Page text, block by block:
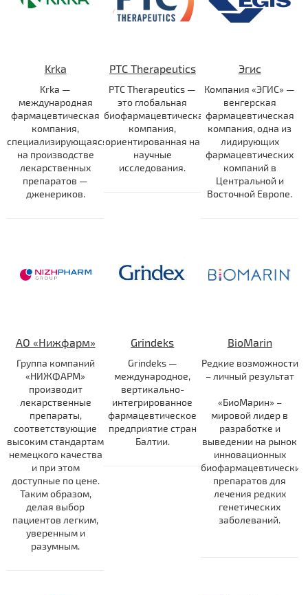
Krka
Krka —
международная
фармацевтическая
компания,
специализирующаяся
на производстве
лекарственных
препаратов —
дженериков.
PTC Therapeutics
PTC Therapeutics —
это глобальная
биофармацевтическая
компания,
ориентированная на
научные
исследования.
Эгис
Компания «ЭГИС» —
венгерская
фармацевтическая
компания, одна из
лидирующих
фармацевтических
компаний в
Центральной и
Восточной Европе.
АО «Нижфарм»
Группа компаний
«НИЖФАРМ»
производит
лекарственные
препараты,
соответствующие
высоким стандартам
немецкого качества
и при этом
доступные по цене.
Таким образом,
делая выбор
пациентов легким,
уверенным и
разумным.
Grindeks
Grindeks —
международное,
вертикально-
интегрированное
фармацевтическое
предприятие стран
Балтии.
BioMarin
Редкие возможности
– личный результат
«БиоМарин» –
мировой лидер в
разработке и
выведении на рынок
инновационных
биофармацевтических
препаратов для
лечения редких
генетических
заболеваний.